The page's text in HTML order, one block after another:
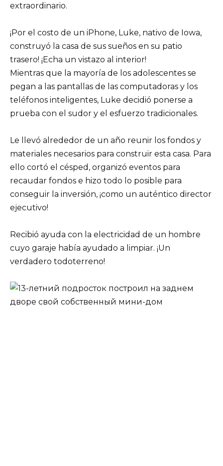
extraordinario.
¡Por el costo de un iPhone, Luke, nativo de Iowa,
construyó la casa de sus sueños en su patio
trasero! ¡Echa un vistazo al interior!
Mientras que la mayoría de los adolescentes se
pegan a las pantallas de las computadoras y los
teléfonos inteligentes, Luke decidió ponerse a
prueba con el sudor y el esfuerzo tradicionales.
Le llevó alrededor de un año reunir los fondos y
materiales necesarios para construir esta casa. Para
ello cortó el césped, organizó eventos para
recaudar fondos e hizo todo lo posible para
conseguir la inversión, ¡como un auténtico director
ejecutivo!
Recibió ayuda con la electricidad de un hombre
cuyo garaje había ayudado a limpiar. ¡Un
verdadero todoterreno!